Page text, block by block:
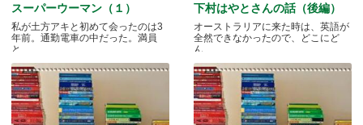
スーパーウーマン（１）
私が土方アキと初めて会ったのは3
年前。通勤電車の中だった。満員
と.....
下村はやとさんの話（後編）
オーストラリアに来た時は、英語が
全然できなかったので、どこにど
ん.....